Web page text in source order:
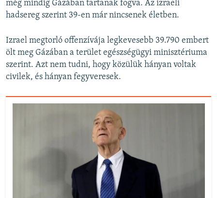
még mindig Gázában tartanak fogva. Az izraeli
hadsereg szerint 39-en már nincsenek életben.
Izrael megtorló offenzívája legkevesebb 39.790 embert
ölt meg Gázában a terület egészségügyi minisztériuma
szerint. Azt nem tudni, hogy közülük hányan voltak
civilek, és hányan fegyveresek.